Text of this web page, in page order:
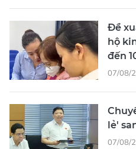
Đề
hộ
đến
07/08/
lẻ'
07/08/